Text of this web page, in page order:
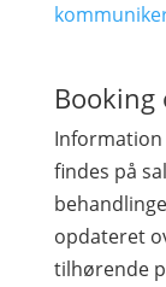
findes på
opdateret
tilhørende